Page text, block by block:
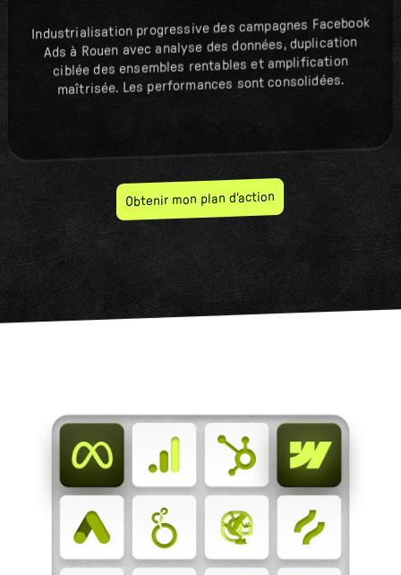
Industrialisation progressive des campagnes Facebook
Ads à Rouen avec analyse des données, duplication
ciblée des ensembles rentables et amplification
maîtrisée. Les performances sont consolidées.
Obtenir mon plan d'action